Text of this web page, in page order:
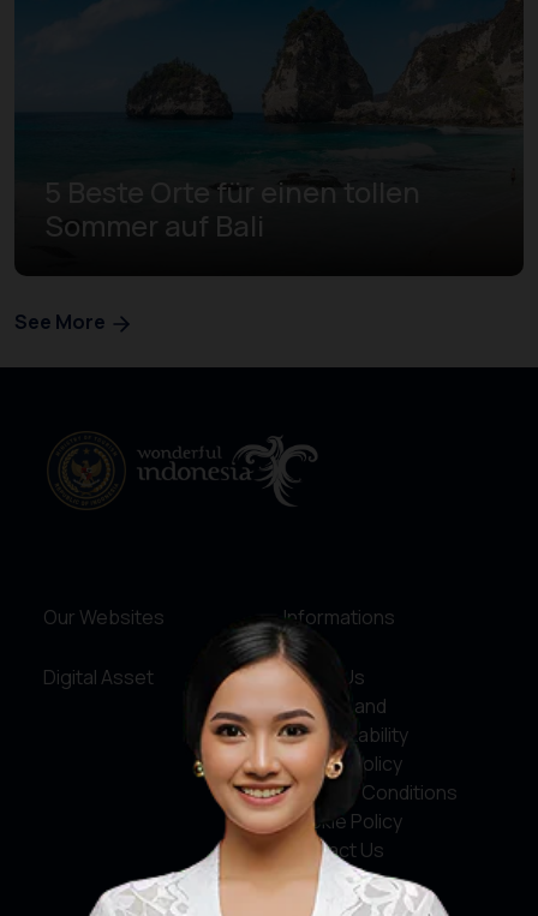
5 Beste Orte für einen tollen
Sommer auf Bali
See More
Our Websites
Digital Asset
Informations
About Us
Service and
Accountability
Privacy Policy
Terms & Conditions
Cookie Policy
Contact Us